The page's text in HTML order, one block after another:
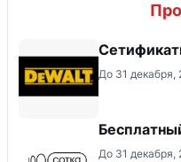
До 31 декабря,
До 31 декабря,